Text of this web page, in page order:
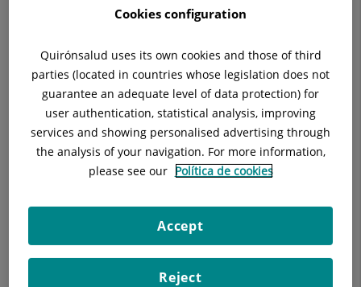
Cookies configuration
Quirónsalud uses its own cookies and those of third
parties (located in countries whose legislation does not
guarantee an adequate level of data protection) for
user authentication, statistical analysis, improving
services and showing personalised advertising through
the analysis of your navigation. For more information,
please see our Política de cookies
Reject
Accept